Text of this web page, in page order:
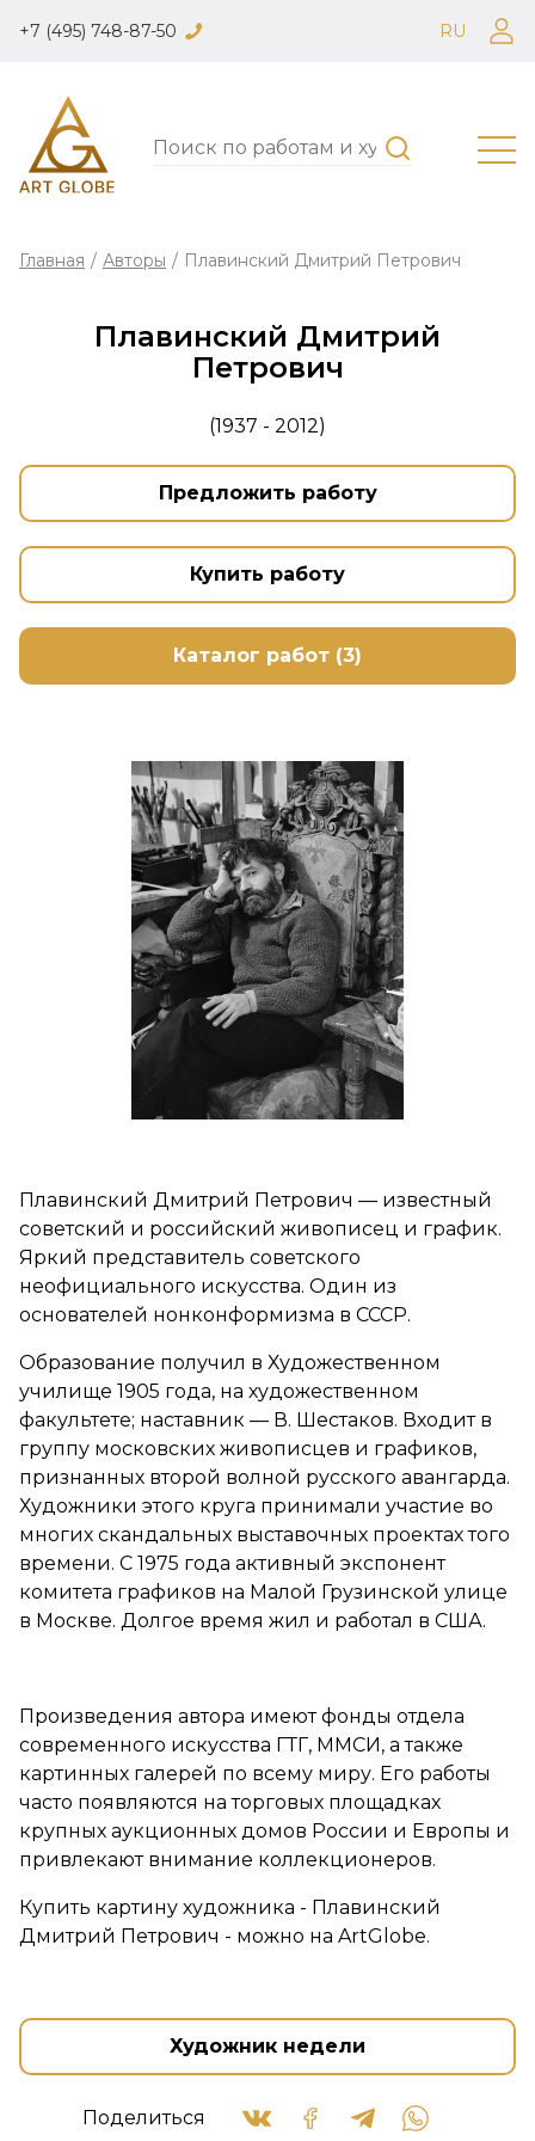
+7 (495) 748-87-50 RU
Главная / Авторы / Плавинский Дмитрий Петрович
Плавинский Дмитрий
Петрович
(1937 - 2012)
Предложить работу
Купить работу
Каталог работ (3)
Плавинский Дмитрий Петрович — известный
советский и российский живописец и график.
Яркий представитель советского
неофициального искусства. Один из
основателей нонконформизма в СССР.
Образование получил в Художественном
училище 1905 года, на художественном
факультете; наставник — В. Шестаков. Входит в
группу московских живописцев и графиков,
признанных второй волной русского авангарда.
Художники этого круга принимали участие во
многих скандальных выставочных проектах того
времени. С 1975 года активный экспонент
комитета графиков на Малой Грузинской улице
в Москве. Долгое время жил и работал в США.
Произведения автора имеют фонды отдела
современного искусства ГТГ, ММСИ, а также
картинных галерей по всему миру. Его работы
часто появляются на торговых площадках
крупных аукционных домов России и Европы и
привлекают внимание коллекционеров.
Купить картину художника - Плавинский
Дмитрий Петрович - можно на ArtGlobe.
Художник недели
Поделиться